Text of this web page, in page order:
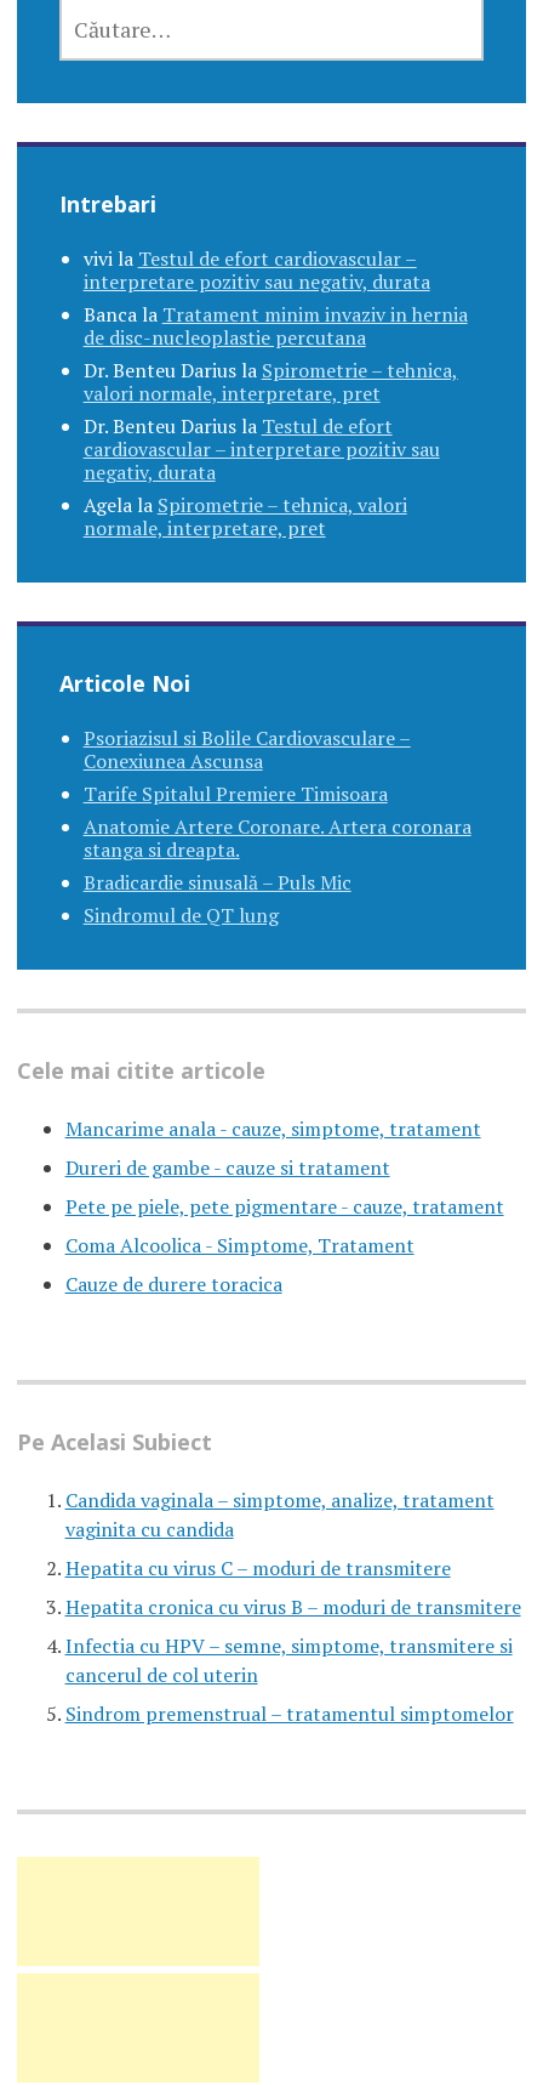
DUPĂ:
Intrebari
vivila Testul de efort cardiovascular –
interpretare pozitiv sau negativ, durata
Bancala Tratament minim invaziv in hernia
de disc-nucleoplastie percutana
Dr. Benteu Dariusla Spirometrie – tehnica,
valori normale, interpretare, pret
Dr. Benteu Dariusla Testul de efort
cardiovascular – interpretare pozitiv sau
negativ, durata
Agelala Spirometrie – tehnica, valori
normale, interpretare, pret
Articole Noi
Psoriazisul si Bolile Cardiovasculare –
Conexiunea Ascunsa
Tarife Spitalul Premiere Timisoara
Anatomie Artere Coronare. Artera coronara
stanga si dreapta.
Bradicardie sinusală – Puls Mic
Sindromul de QT lung
Cele mai citite articole
Mancarime anala - cauze, simptome, tratament
Dureri de gambe - cauze si tratament
Pete pe piele, pete pigmentare - cauze, tratament
Coma Alcoolica - Simptome, Tratament
Cauze de durere toracica
Pe Acelasi Subiect
Candida vaginala – simptome, analize, tratament
vaginita cu candida
Hepatita cu virus C – moduri de transmitere
Hepatita cronica cu virus B – moduri de transmitere
Infectia cu HPV – semne, simptome, transmitere si
cancerul de col uterin
Sindrom premenstrual – tratamentul simptomelor